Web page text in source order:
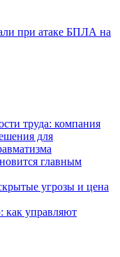
при атаке БПЛА на
труда: компания
для
главным
угрозы и цена
как управляют